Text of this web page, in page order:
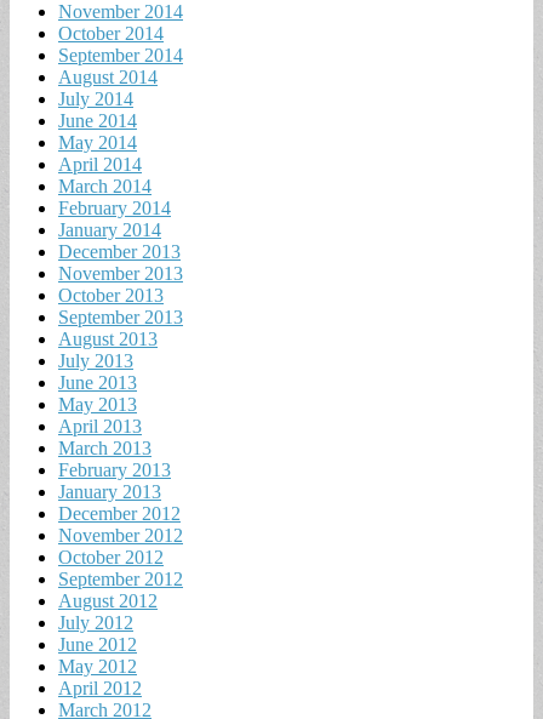
November 2014
October 2014
September 2014
August 2014
July 2014
June 2014
May 2014
April 2014
March 2014
February 2014
January 2014
December 2013
November 2013
October 2013
September 2013
August 2013
July 2013
June 2013
May 2013
April 2013
March 2013
February 2013
January 2013
December 2012
November 2012
October 2012
September 2012
August 2012
July 2012
June 2012
May 2012
April 2012
March 2012